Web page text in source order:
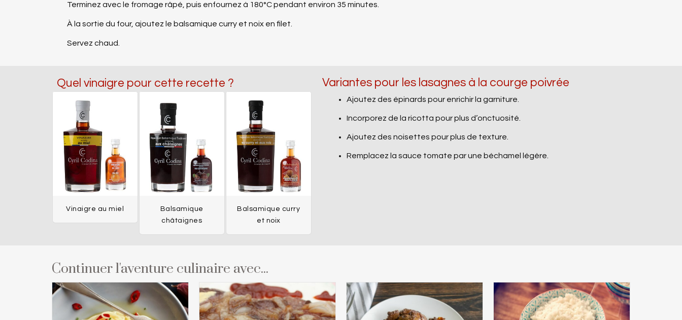
Terminez avec le fromage râpé, puis enfournez à 180°C pendant environ 35 minutes.
À la sortie du four, ajoutez le balsamique curry et noix en filet.
Servez chaud.
Quel vinaigre pour cette recette ?
Vinaigre au miel
Balsamique
châtaignes
Balsamique curry
et noix
Variantes pour les lasagnes à la courge poivrée
Ajoutez des épinards pour enrichir la garniture.
Incorporez de la ricotta pour plus d’onctuosité.
Ajoutez des noisettes pour plus de texture.
Remplacez la sauce tomate par une béchamel légère.
Continuer l'aventure culinaire avec...